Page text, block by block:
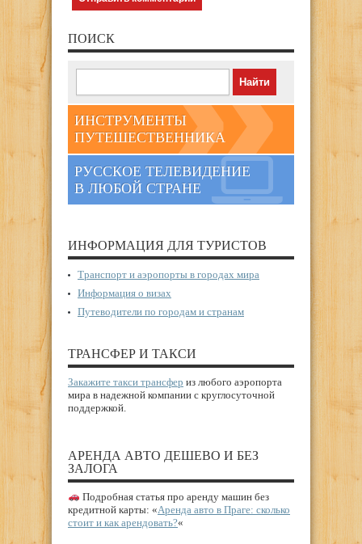
ПОИСК
ИНСТРУМЕНТЫ
ПУТЕШЕСТВЕННИКА
РУССКОЕ ТЕЛЕВИДЕНИЕ
В ЛЮБОЙ СТРАНЕ
ИНФОРМАЦИЯ ДЛЯ ТУРИСТОВ
Транспорт и аэропорты в городах мира
Информация о визах
Путеводители по городам и странам
ТРАНСФЕР И ТАКСИ
Закажите такси трансфер из любого аэропорта
мира в надежной компании с круглосуточной
поддержкой.
АРЕНДА АВТО ДЕШЕВО И БЕЗ
ЗАЛОГА
Подробная статья про аренду машин без
кредитной карты: «Аренда авто в Праге: сколько
стоит и как арендовать?«